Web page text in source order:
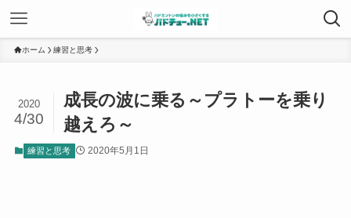
ホーム 練習と思考
成長の波に乗る～プラトーを乗り
越えろ～
2020
4/30
練習と思考 2020年5月1日